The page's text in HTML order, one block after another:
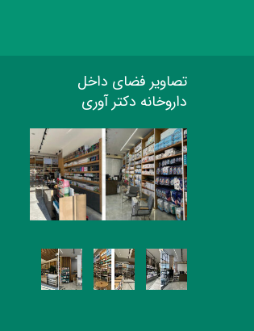
تصاویر فضای داخل
داروخانه دکتر آوری